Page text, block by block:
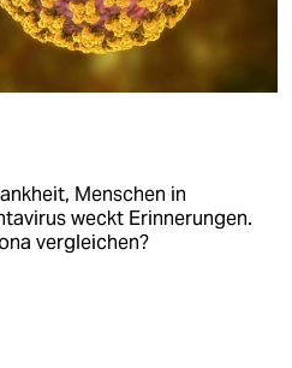
Menschen in
weckt Erinnerungen.
vergleichen?